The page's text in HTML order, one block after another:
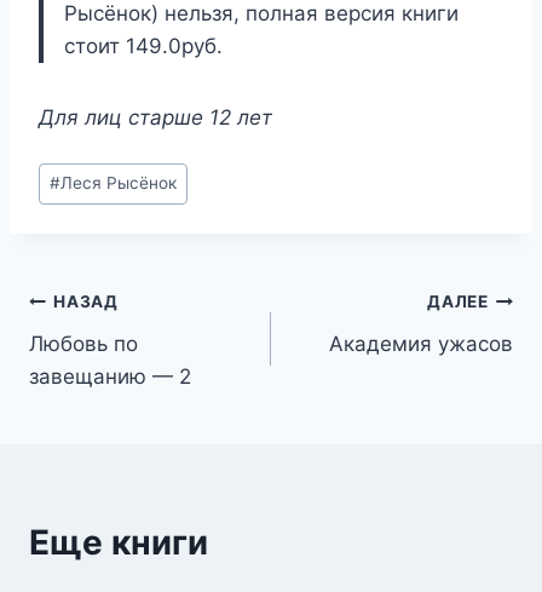
Рысёнок) нельзя, полная версия книги
стоит 149.0руб.
Для лиц старше 12 лет
Метки
записи:
#Леся Рысёнок
Навигация
по
НАЗАД
Любовь по
завещанию — 2
ДАЛЕЕ
Академия ужасов
Еще книги